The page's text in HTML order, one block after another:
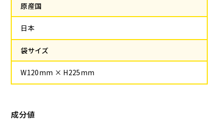
原産国
日本
袋サイズ
W120mm × H225mm
成分値